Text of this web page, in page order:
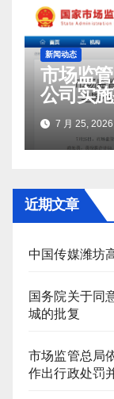
新闻动态
市场监
公司实
责令其
7 月 25, 2026
近期文章
中国传媒潍坊
国务院关于同
城的批复
市场监管总局
作出行政处罚